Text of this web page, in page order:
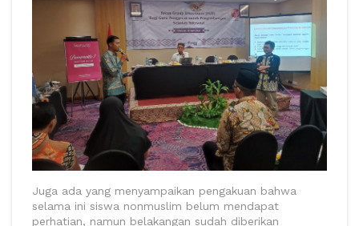
Juga ada yang menyampaikan pengakuan bahwa
selama ini siswa nonmuslim belum mendapat
perhatian, namun belakangan sudah diberikan